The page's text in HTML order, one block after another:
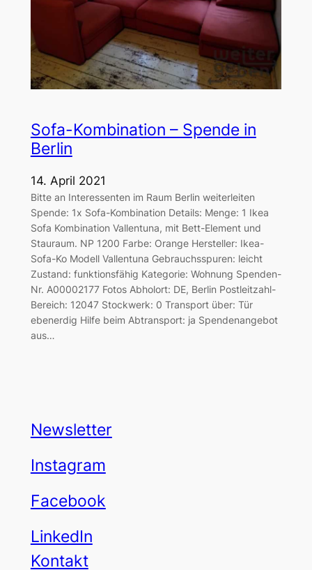
Sofa-Kombination – Spende in
Berlin
14. April 2021
Bitte an Interessenten im Raum Berlin weiterleiten
Spende: 1x Sofa-Kombination Details: Menge: 1 Ikea
Sofa Kombination Vallentuna, mit Bett-Element und
Stauraum. NP 1200 Farbe: Orange Hersteller: Ikea-
Sofa-Ko Modell Vallentuna Gebrauchsspuren: leicht
Zustand: funktionsfähig Kategorie: Wohnung Spenden-
Nr. A00002177 Fotos Abholort: DE, Berlin Postleitzahl-
Bereich: 12047 Stockwerk: 0 Transport über: Tür
ebenerdig Hilfe beim Abtransport: ja Spendenangebot
aus…
Newsletter
Instagram
Facebook
LinkedIn
Kontakt